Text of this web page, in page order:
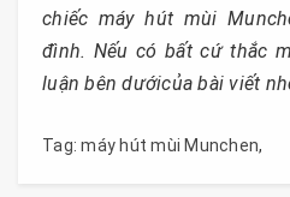
chiếc máy hút mùi
đình. Nếu có bất cứ thắc
luận bên dướicủa bài viết
Tag: máy hút mùi Munchen,